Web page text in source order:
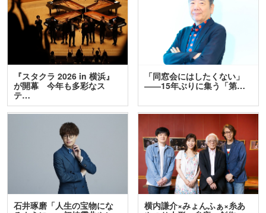
『スタクラ 2026 in 横浜』
が開幕 今年も多彩なス
テ…
「同窓会にはしたくない」
――15年ぶりに集う「第…
石井琢磨「人生の宝物にな
横内謙介×みょんふぁ×糸あ